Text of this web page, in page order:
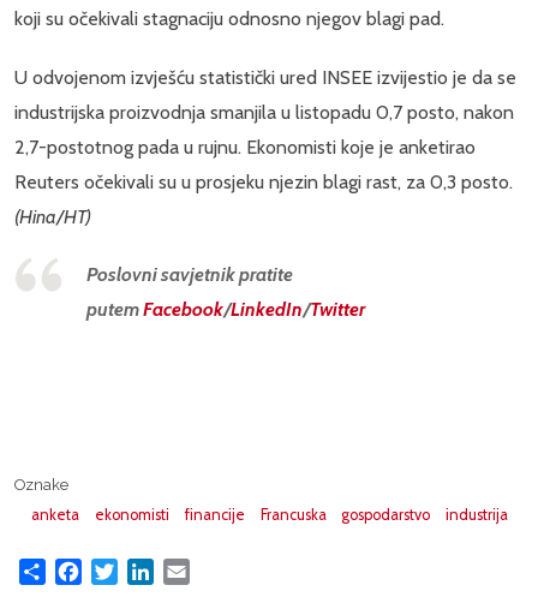
koji su očekivali stagnaciju odnosno njegov blagi pad.
U odvojenom izvješću statistički ured INSEE izvijestio je da se
industrijska proizvodnja smanjila u listopadu 0,7 posto, nakon
2,7-postotnog pada u rujnu. Ekonomisti koje je anketirao
Reuters očekivali su u prosjeku njezin blagi rast, za 0,3 posto.
(Hina/HT)
Poslovni savjetnik pratite
putemFacebook/LinkedIn/Twitter
Oznake
anketa
ekonomisti financije Francuska gospodarstvo industrija
Share FacebookTwitterLinkedIn